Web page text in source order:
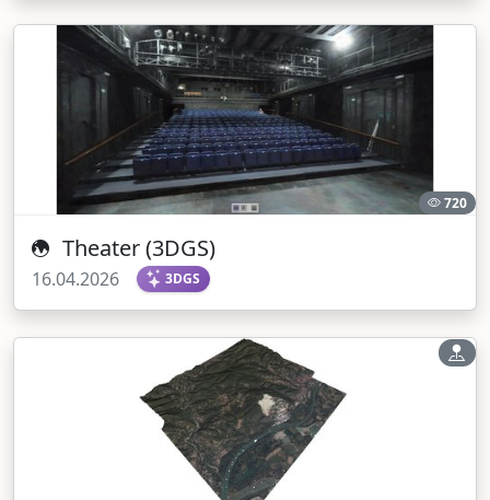
720
Theater (3DGS)
16.04.2026 3DGS